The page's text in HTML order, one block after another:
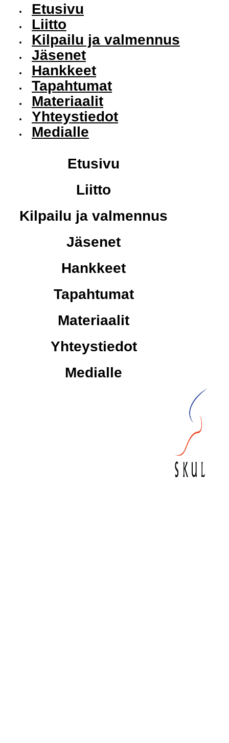
Etusivu
Liitto
Kilpailu ja valmennus
Jäsenet
Hankkeet
Tapahtumat
Materiaalit
Yhteystiedot
Medialle
Etusivu
Liitto
Kilpailu ja valmennus
Jäsenet
Hankkeet
Tapahtumat
Materiaalit
Yhteystiedot
Medialle